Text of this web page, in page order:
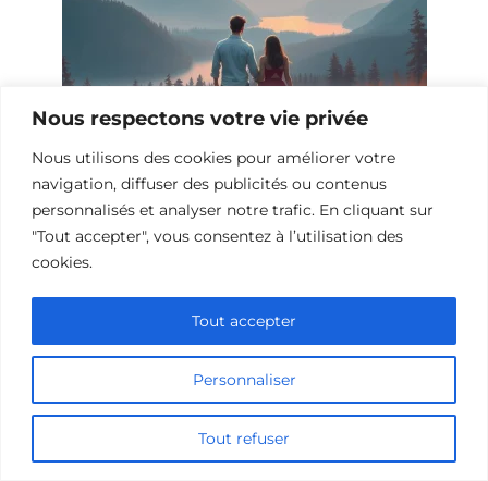
Nous respectons votre vie privée
Nous utilisons des cookies pour améliorer votre
navigation, diffuser des publicités ou contenus
personnalisés et analyser notre trafic. En cliquant sur
"Tout accepter", vous consentez à l’utilisation des
cookies.
Personnaliser
Tout refuser
Tout accepter
10 Films et Séries Similaires à
Opération Love